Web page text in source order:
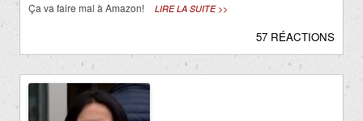
Ça va faire mal à Amazon! LIRE LA SUITE >>
57 RÉACTIONS